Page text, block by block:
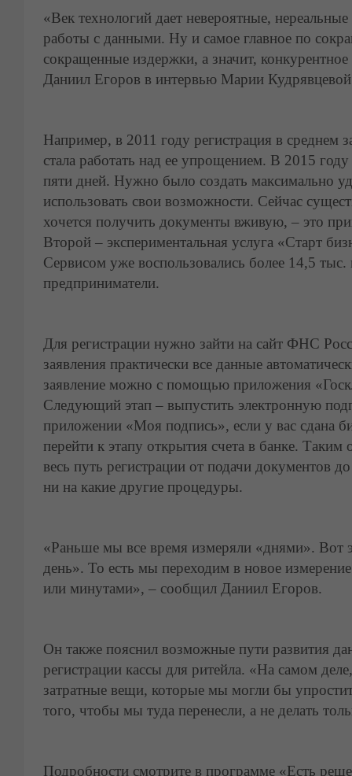
«Век технологий дает невероятные,
работы с данными. Ну и самое главное по
сокращенные издержки, а значит,
Даниил Егоров в интервью Марии
Например, в 2011 году регистрация в
стала работать над ее упрощением. В 2015
пяти дней. Нужно было создать максимально
использовать свои возможности. Сейчас
хочется получить документы вживую, – это
Второй – экспериментальная услуга «Старт
Сервисом уже воспользовались более 14,5
предприниматели.
Для регистрации нужно зайти на сайт ФНС
заявления практически все данные
заявление можно с помощью приложения
Следующий этап – выпустить электронную
приложении «Моя подпись», если у вас
перейти к этапу открытия счета в банке.
весь путь регистрации от подачи документов
ни на какие другие процедуры.
«Раньше мы все время измеряли «днями». Вот
день». То есть мы переходим в новое
или минутами», – сообщил Даниил Егоров.
Он также пояснил возможные пути развития
регистрации кассы для ритейла. «На самом
затратные вещи, которые мы могли бы
того, чтобы мы туда перенесли, а не делать
Подробности смотрите в программе «Есть